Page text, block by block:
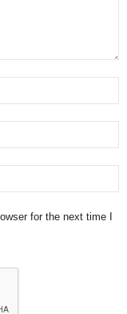
for the next time I